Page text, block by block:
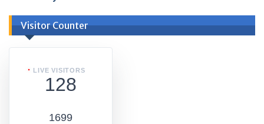
Visitor Counter
LIVE VISITORS
128
1699